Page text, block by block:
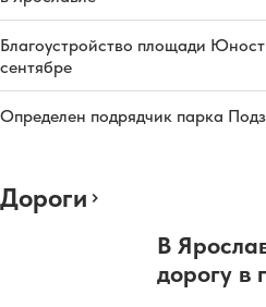
Благоустройство площади
сентябре
Определен подрядчик парка
Дороги
В
дорогу в